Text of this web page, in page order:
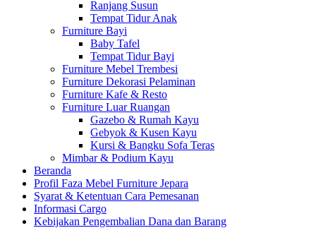
Ranjang Susun
Tempat Tidur Anak
Furniture Bayi
Baby Tafel
Tempat Tidur Bayi
Furniture Mebel Trembesi
Furniture Dekorasi Pelaminan
Furniture Kafe & Resto
Furniture Luar Ruangan
Gazebo & Rumah Kayu
Gebyok & Kusen Kayu
Kursi & Bangku Sofa Teras
Mimbar & Podium Kayu
Beranda
Profil Faza Mebel Furniture Jepara
Syarat & Ketentuan Cara Pemesanan
Informasi Cargo
Kebijakan Pengembalian Dana dan Barang